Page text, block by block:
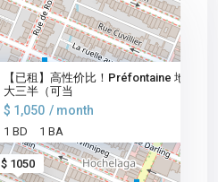
$ 1050
【已租】高性价比！Préfontaine 地铁旁
大三半（可当
$ 1,050 / month
1 BD 1 BA